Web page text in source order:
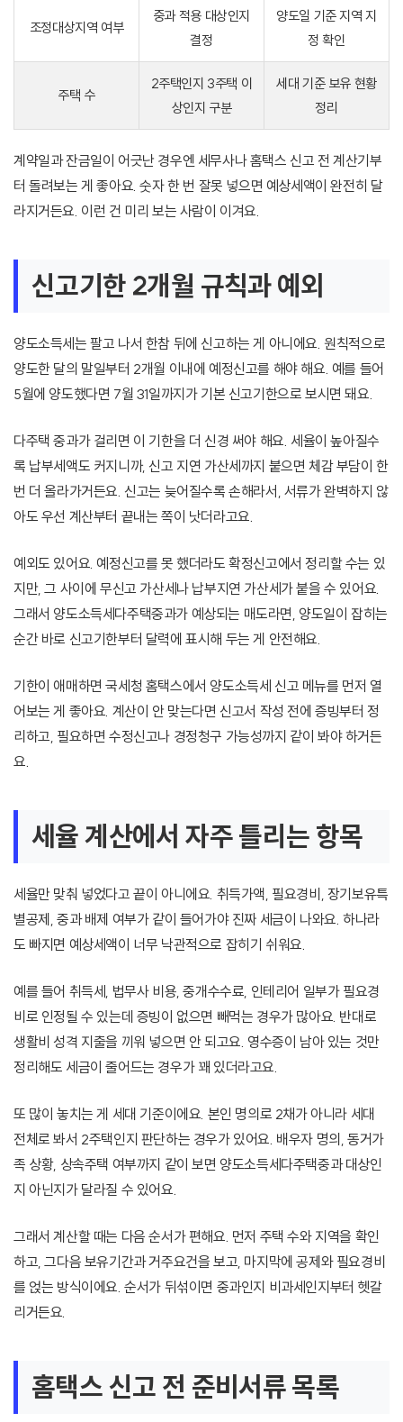
조정대상지역 여부
중과 적용 대상인지
결정
양도일 기준 지역 지
정 확인
주택 수
2주택인지 3주택 이
상인지 구분
세대 기준 보유 현황
정리
계약일과 잔금일이 어긋난 경우엔 세무사나 홈택스 신고 전 계산기부
터 돌려보는 게 좋아요. 숫자 한 번 잘못 넣으면 예상세액이 완전히 달
라지거든요. 이런 건 미리 보는 사람이 이겨요.
신고기한 2개월 규칙과 예외
양도소득세는 팔고 나서 한참 뒤에 신고하는 게 아니에요. 원칙적으로
양도한 달의 말일부터 2개월 이내에 예정신고를 해야 해요. 예를 들어
5월에 양도했다면 7월 31일까지가 기본 신고기한으로 보시면 돼요.
다주택 중과가 걸리면 이 기한을 더 신경 써야 해요. 세율이 높아질수
록 납부세액도 커지니까, 신고 지연 가산세까지 붙으면 체감 부담이 한
번 더 올라가거든요. 신고는 늦어질수록 손해라서, 서류가 완벽하지 않
아도 우선 계산부터 끝내는 쪽이 낫더라고요.
예외도 있어요. 예정신고를 못 했더라도 확정신고에서 정리할 수는 있
지만, 그 사이에 무신고 가산세나 납부지연 가산세가 붙을 수 있어요.
그래서 양도소득세다주택중과가 예상되는 매도라면, 양도일이 잡히는
순간 바로 신고기한부터 달력에 표시해 두는 게 안전해요.
기한이 애매하면 국세청 홈택스에서 양도소득세 신고 메뉴를 먼저 열
어보는 게 좋아요. 계산이 안 맞는다면 신고서 작성 전에 증빙부터 정
리하고, 필요하면 수정신고나 경정청구 가능성까지 같이 봐야 하거든
요.
세율 계산에서 자주 틀리는 항목
세율만 맞춰 넣었다고 끝이 아니에요. 취득가액, 필요경비, 장기보유특
별공제, 중과 배제 여부가 같이 들어가야 진짜 세금이 나와요. 하나라
도 빠지면 예상세액이 너무 낙관적으로 잡히기 쉬워요.
예를 들어 취득세, 법무사 비용, 중개수수료, 인테리어 일부가 필요경
비로 인정될 수 있는데 증빙이 없으면 빼먹는 경우가 많아요. 반대로
생활비 성격 지출을 끼워 넣으면 안 되고요. 영수증이 남아 있는 것만
정리해도 세금이 줄어드는 경우가 꽤 있더라고요.
또 많이 놓치는 게 세대 기준이에요. 본인 명의로 2채가 아니라 세대
전체로 봐서 2주택인지 판단하는 경우가 있어요. 배우자 명의, 동거가
족 상황, 상속주택 여부까지 같이 보면 양도소득세다주택중과 대상인
지 아닌지가 달라질 수 있어요.
그래서 계산할 때는 다음 순서가 편해요. 먼저 주택 수와 지역을 확인
하고, 그다음 보유기간과 거주요건을 보고, 마지막에 공제와 필요경비
를 얹는 방식이에요. 순서가 뒤섞이면 중과인지 비과세인지부터 헷갈
리거든요.
홈택스 신고 전 준비서류 목록